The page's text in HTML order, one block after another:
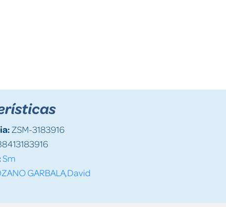
ZSM-3183916
Sm
GARBALA,David